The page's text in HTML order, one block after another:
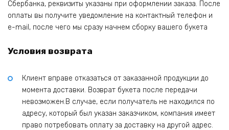
Сбербанка, реквизиты указаны при оформлении заказа. После
оплаты вы получите уведомление на контактный телефон и
e-mail, после чего мы сразу начнем сборку вашего букета
Условия возврата
Клиент вправе отказаться от заказанной продукции до
момента доставки. Возврат букета после передачи
невозможен.В случае, если получатель не находился по
адресу, который был указан заказчиком, компания имеет
право потребовать оплату за доставку на другой адрес.